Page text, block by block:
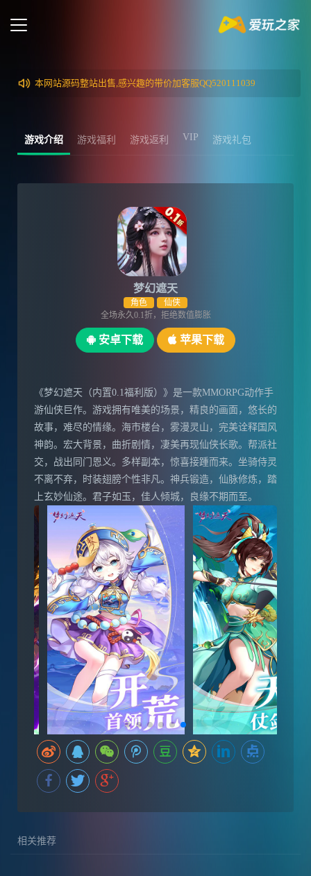
本网站源码整站出售,感兴趣的带价加客服QQ520111039
游戏介绍 游戏福利 游戏返利 VIP 游戏礼包
梦幻遮天
角色
仙侠
全场永久0.1折，拒绝数值膨胀
安卓下载 苹果下载
《梦幻遮天（内置0.1福利版）》是一款MMORPG动作手
游仙侠巨作。游戏拥有唯美的场景，精良的画面，悠长的
故事，难尽的情缘。海市楼台，雾漫灵山，完美诠释国风
神韵。宏大背景，曲折剧情，凄美再现仙侠长歌。帮派社
交，战出同门恩义。多样副本，惊喜接踵而来。坐骑侍灵
不离不弃，时装翅膀个性非凡。神兵锻造，仙脉修炼，踏
上玄妙仙途。君子如玉，佳人倾城，良缘不期而至。
相关推荐